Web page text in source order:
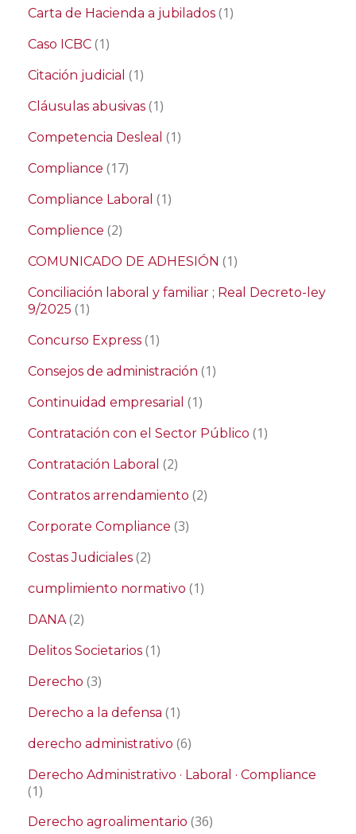
Carta de Hacienda a jubilados (1)
Caso ICBC (1)
Citación judicial (1)
Cláusulas abusivas (1)
Competencia Desleal (1)
Compliance (17)
Compliance Laboral (1)
Complience (2)
COMUNICADO DE ADHESIÓN (1)
Conciliación laboral y familiar ; Real Decreto-ley
9/2025 (1)
Concurso Express (1)
Consejos de administración (1)
Continuidad empresarial (1)
Contratación con el Sector Público (1)
Contratación Laboral (2)
Contratos arrendamiento (2)
Corporate Compliance (3)
Costas Judiciales (2)
cumplimiento normativo (1)
DANA(2)
Delitos Societarios (1)
Derecho (3)
Derecho a la defensa (1)
derecho administrativo (6)
Derecho Administrativo · Laboral · Compliance
(1)
Derecho agroalimentario (36)